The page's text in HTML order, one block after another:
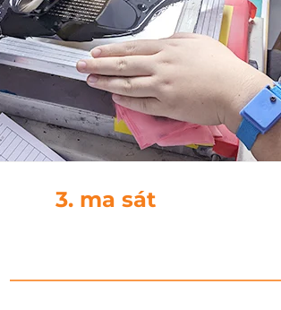
4. keo thả